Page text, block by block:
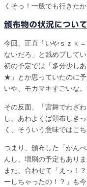
くそっ！一般でも行きた
頒布物の状況について
今回、正直「いやｓｚｋ
ないだろ」と舐めプして
初の予定では「多分少し
★」とか思っていたのに予
いや、モカマキすごいな
その反面、「宮舞でわざ
し、あわよくば頒布しき
く、そういう意味ではこ
つまり、頒布した「かん
んし、増刷の予定もあり
また、合わせて「えっ！
ーしちゃったの！？」も